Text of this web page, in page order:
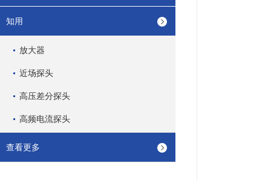
知用
放大器
近场探头
高压差分探头
高频电流探头
查看更多